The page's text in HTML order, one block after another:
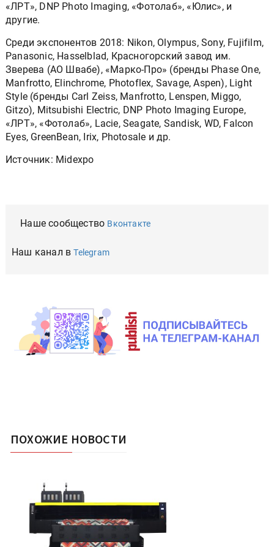
«ЛРТ», DNP Photo Imaging, «Фотолаб», «Юлис», и
другие.
Среди экспонентов 2018: Nikon, Olympus, Sony, Fujifilm,
Panasonic, Hasselblad, Красногорский завод им.
Зверева (АО Швабе), «Марко-Про» (бренды Phase One,
Manfrotto, Elinchrome, Photoflex, Savage, Aspen), Light
Style (бренды Carl Zeiss, Manfrotto, Lenspen, Miggo,
Gitzo), Mitsubishi Electric, DNP Photo Imaging Europe,
«ЛРТ», «Фотолаб», Lacie, Seagate, Sandisk, WD, Falcon
Eyes, GreenBean, Irix, Photosale и др.
Источник: Midexpo
Наше сообщество Вконтакте
Наш канал вTelegram
ПОХОЖИЕ НОВОСТИ